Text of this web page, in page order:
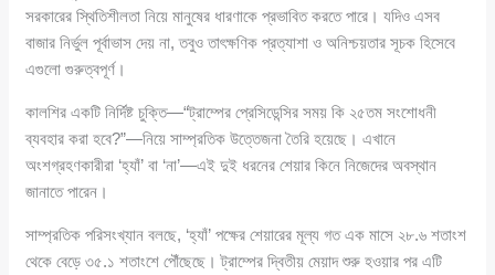
সরকারের স্থিতিশীলতা নিয়ে মানুষের ধারণাকে প্রভাবিত করতে পারে। যদিও এসব
বাজার নির্ভুল পূর্বাভাস দেয় না, তবুও তাৎক্ষণিক প্রত্যাশা ও অনিশ্চয়তার সূচক হিসেবে
এগুলো গুরুত্বপূর্ণ।
কালশির একটি নির্দিষ্ট চুক্তি—“ট্রাম্পের প্রেসিডেন্সির সময় কি ২৫তম সংশোধনী
ব্যবহার করা হবে?”—নিয়ে সাম্প্রতিক উত্তেজনা তৈরি হয়েছে। এখানে
অংশগ্রহণকারীরা ‘হ্যাঁ’ বা ‘না’—এই দুই ধরনের শেয়ার কিনে নিজেদের অবস্থান
জানাতে পারেন।
সাম্প্রতিক পরিসংখ্যান বলছে, ‘হ্যাঁ’ পক্ষের শেয়ারের মূল্য গত এক মাসে ২৮.৬ শতাংশ
থেকে বেড়ে ৩৫.১ শতাংশে পৌঁছেছে। ট্রাম্পের দ্বিতীয় মেয়াদ শুরু হওয়ার পর এটি